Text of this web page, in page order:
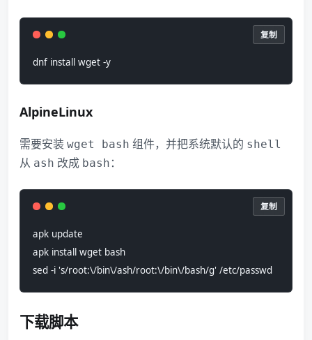
dnf install wget -y
复制
AlpineLinux
需要安装 wget bash 组件，并把系统默认的 shell
从 ash 改成 bash ：
apk update
apk install wget bash
sed -i 's/root:\/bin\/ash/root:\/bin\/bash/g' /etc/passwd
复制
下载脚本